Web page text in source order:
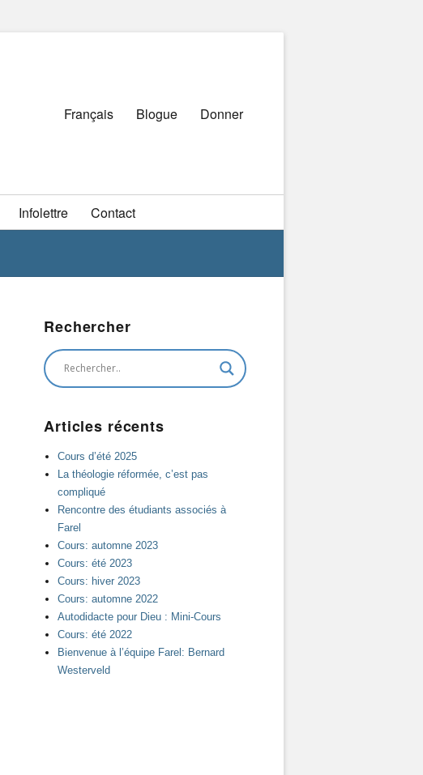
Primary
Français Blogue Donner
Infolettre Contact
Rechercher
Articles récents
Cours d’été 2025
La théologie réformée, c’est pas
compliqué
Rencontre des étudiants associés à
Farel
Cours: automne 2023
Cours: été 2023
Cours: hiver 2023
Cours: automne 2022
Autodidacte pour Dieu : Mini-Cours
Cours: été 2022
Bienvenue à l’équipe Farel: Bernard
Westerveld